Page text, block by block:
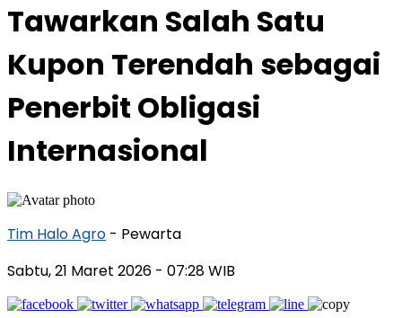
Tawarkan Salah Satu
Kupon Terendah sebagai
Penerbit Obligasi
Internasional
Tim Halo Agro - Pewarta
Sabtu, 21 Maret 2026 - 07:28 WIB